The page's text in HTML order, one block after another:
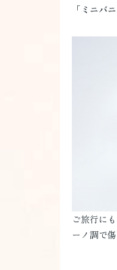
「ミニバ
ご旅行に
ーノ調で